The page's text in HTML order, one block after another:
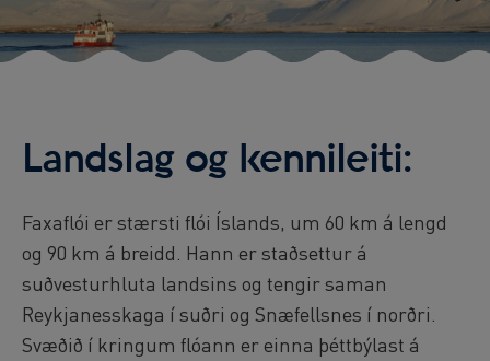
Landslag og kennileiti:
Faxaflói er stærsti flói Íslands, um 60 km á lengd
og 90 km á breidd. Hann er staðsettur á
suðvesturhluta landsins og tengir saman
Reykjanesskaga í suðri og Snæfellsnes í norðri.
Svæðið í kringum flóann er einna þéttbýlast á